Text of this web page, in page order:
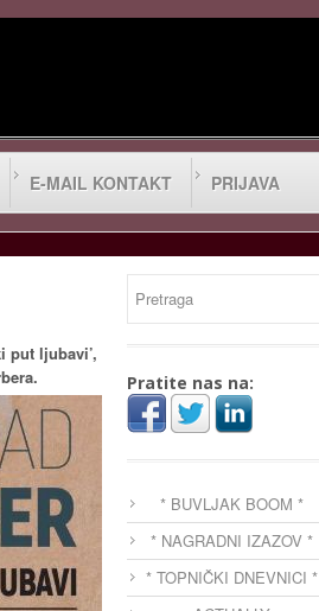
E-MAIL KONTAKT PRIJAVA
put ljubavi’,
Pratite nas na:
* BUVLJAK BOOM *
* NAGRADNI IZAZOV *
* TOPNIČKI DNEVNICI *